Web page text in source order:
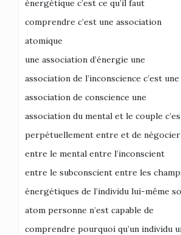
énergétique c’est ce qu’il faut
comprendre c’est une association
atomique
une association d’énergie une
association de l’inconscience c’est une
association de conscience une
association du mental et le couple
perpétuellement entre et de négocier
entre le mental entre l’inconscient
entre le subconscient entre les
énergétiques de l’individu lui-même
atom personne n’est capable de
comprendre pourquoi qu’un individu